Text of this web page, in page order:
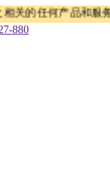
和服务
880